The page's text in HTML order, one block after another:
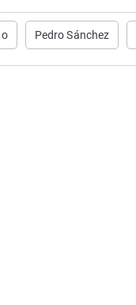
Pedro Sánchez